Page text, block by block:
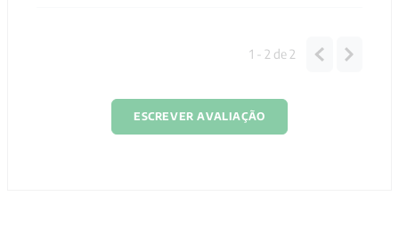
1 - 2 de2
ESCREVER AVALIAÇÃO